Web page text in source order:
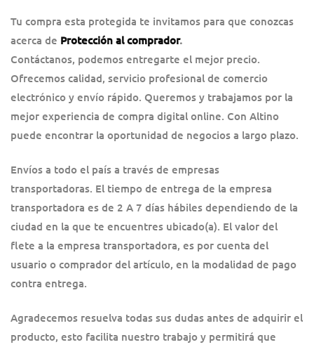
Tu compra esta protegida te invitamos para que conozcas
acerca de Protección al comprador.
Contáctanos, podemos entregarte el mejor precio.
Ofrecemos calidad, servicio profesional de comercio
electrónico y envío rápido. Queremos y trabajamos por la
mejor experiencia de compra digital online. Con Altino
puede encontrar la oportunidad de negocios a largo plazo.
Envíos a todo el país a través de empresas
transportadoras. El tiempo de entrega de la empresa
transportadora es de 2 A 7 días hábiles dependiendo de la
ciudad en la que te encuentres ubicado(a). El valor del
flete a la empresa transportadora, es por cuenta del
usuario o comprador del artículo, en la modalidad de pago
contra entrega.
Agradecemos resuelva todas sus dudas antes de adquirir el
producto, esto facilita nuestro trabajo y permitirá que